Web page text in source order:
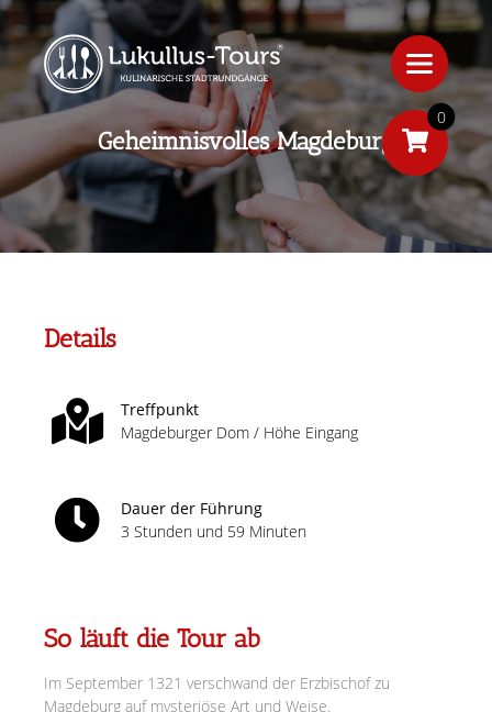
Geheimnisvolles Magdeburg
Details
Treffpunkt
Magdeburger Dom / Höhe Eingang
Dauer der Führung
3 Stunden und 59 Minuten
So läuft die Tour ab
Im September 1321 verschwand der Erzbischof zu
Magdeburg auf mysteriöse Art und Weise.
0